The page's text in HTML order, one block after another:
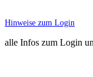
Hinweise zum Login
alle Infos zum Login